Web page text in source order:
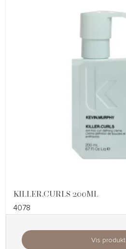
KILLER.CURLS 200ML
4078
Vis produkt